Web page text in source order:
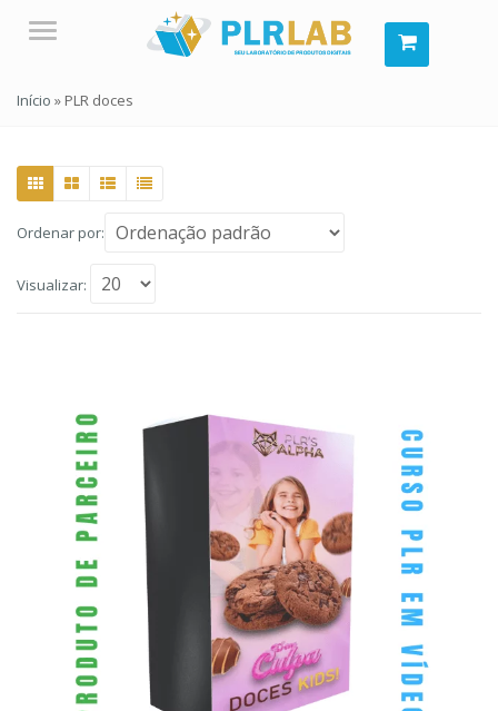
Menu
Início » PLR doces
Ordenar por:
Visualizar: